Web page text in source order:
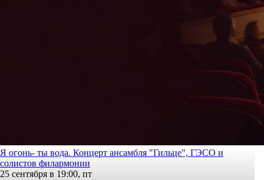
Я огонь- ты вода. Концерт ансамбля "Гильце", ГЭСО и
солистов филармонии
25 сентября в 19:00, пт